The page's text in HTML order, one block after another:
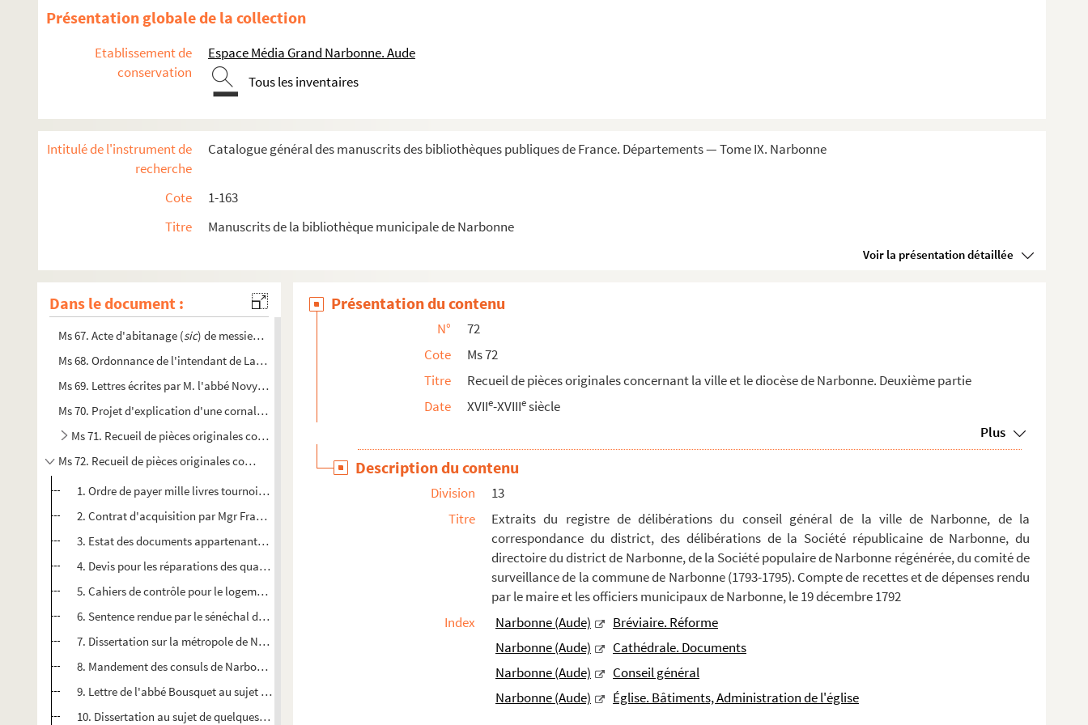
Présentation globale de la collection
Etablissement de
conservation
Espace Média Grand Narbonne. Aude
Tous les inventaires
Intitulé de l'instrument de
recherche
Catalogue général des manuscrits des bibliothèques publiques de France. Départements — Tome IX. Narbonne
Cote
1-163
Titre
Manuscrits de la bibliothèque municipale de Narbonne
Voir la présentation détaillée
Dans le document :
Ms 54. Ordres d'architecture, dédiés à S. A. R. monseigneur le comte d'Artois, Monsieur, frère du Roi, par ...
Ms 56. Cours d'astronomie et de géodésie, par M. Chasles
Ms 57. Étude historique sur Fontfroide, abbaye de l'Ordre de Cîteaux, située dans le diocèse et la vicomté ...
Ms 59. Fouilles des Moulinassés. 1879. 1
Ms 60. Titres des vicomtes de Narbonne. Copie des sommaires de deux volumes de la collection Doat à la Bibl...
Ms 63. Livre des dépenses de cuisine, gages des domestiques, etc., de la maison de monsieur le marquis de B...
Ms 65. Recherches sur l'origine de Limoux par ses sanctuaires, par l'abbé Degua, membre honoraire de la Com...
Ms 66. Verbal et adjudication de la terre et val de Cedelhan en faveur de M. de Bram. 1576-1579
Ms 67. Acte d'abitanage (sic) de messieurs les consuls de la ville de Narbonne, pour M. Buscaillon
Ms 68. Ordonnance de l'intendant de Languedoc, du 21 mars 1748, faisant défense de fumer les vignes
Ms 69. Lettres écrites par M. l'abbé Novy à S.E.M. le cardinal de Polignac, au mois d'août 1739, sur les dé...
Ms 70. Projet d'explication d'une cornaline trouvée dans la fontaine de Nîmes, en 1740
Ms 71. Recueil de pièces originales concernant les ville, vicomté, sénéchaussée et archevêché de Narbonne. ...
Ms 72. Recueil de pièces originales concernant la ville et le diocèse de Narbonne. Deuxième partie
1. Ordre de payer mille livres tournois à M. de la Marsellière, donné par Henri de Navarre. Coutras, le...
2. Contrat d'acquisition par Mgr François Fouquet, archevêque de Narbonne, de dame Marie de Mercier, ve...
3. Estat des documents appartenants à la confrérie de la chapelle Saint-Jacques et à l'hospital de ladi...
4. Devis pour les réparations des quais Robine de Narbonne, le 10 décembre 1682, par M. de Portel, fils...
5. Cahiers de contrôle pour le logement des troupes dans les lieux de Leucate et de Roquefort, commencé...
6. Sentence rendue par le sénéchal de Carcassonne, le 27 septembre 1713, à la réquisition de dame Josep...
7. Dissertation sur la métropole de Narbonne, où l'on fait voir que l'évêché d'Elne ou de Perpignan est...
8. Mandement des consuls de Narbonne, du 27 août 1771, en faveur de M. Guiraud, chanoine et trésorier d...
9. Lettre de l'abbé Bousquet au sujet de la découverte de deux tombeaux dans l'église de Saint-Crescent...
10. Dissertation au sujet de quelques inscriptions ayant trait à l'évêque de Narbonne, Rustique, d'après...
Présentation du contenu
N°
72
Cote
Ms 72
Titre
Recueil de pièces originales concernant la ville et le diocèse de Narbonne. Deuxième partie
Date
XVIIe-XVIIIesiècle
Plus
Description du contenu
Division
13
Titre
Extraits du registre de délibérations du conseil général de la ville de Narbonne, de la
correspondance du district, des délibérations de la Société républicaine de Narbonne, du
directoire du district de Narbonne, de la Société populaire de Narbonne régénérée, du comité de
surveillance de la commune de Narbonne (1793-1795). Compte de recettes et de dépenses rendu
par le maire et les officiers municipaux de Narbonne, le 19 décembre 1792
Index
Narbonne (Aude)
Bréviaire. Réforme
Narbonne (Aude)
Cathédrale. Documents
Narbonne (Aude)
Conseil général
Narbonne (Aude)
Église. Bâtiments, Administration de l'église